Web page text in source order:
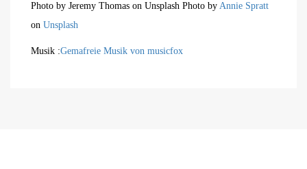
Photo by Jeremy Thomas on Unsplash Photo by Annie Spratt
on Unsplash
Musik :Gemafreie Musik von musicfox